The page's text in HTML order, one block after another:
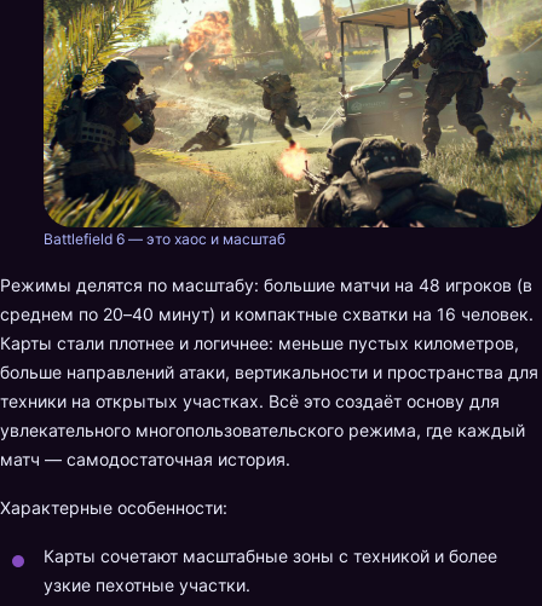
Battlefield 6 — это хаос и масштаб
Режимы делятся по масштабу: большие матчи на 48 игроков (в
среднем по 20–40 минут) и компактные схватки на 16 человек.
Карты стали плотнее и логичнее: меньше пустых километров,
больше направлений атаки, вертикальности и пространства для
техники на открытых участках. Всё это создаёт основу для
увлекательного многопользовательского режима, где каждый
матч — самодостаточная история.
Характерные особенности:
Карты сочетают масштабные зоны с техникой и более
узкие пехотные участки.